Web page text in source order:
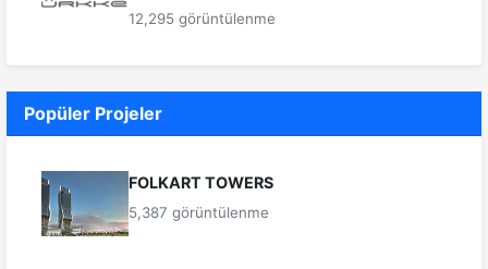
12,295 görüntülenme
Popüler Projeler
FOLKART TOWERS
5,387 görüntülenme